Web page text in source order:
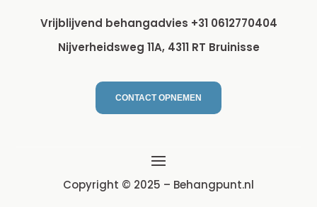
Vrijblijvend behangadvies +31 0612770404
Nijverheidsweg 11A, 4311 RT Bruinisse
CONTACT OPNEMEN
Copyright © 2025 – Behangpunt.nl